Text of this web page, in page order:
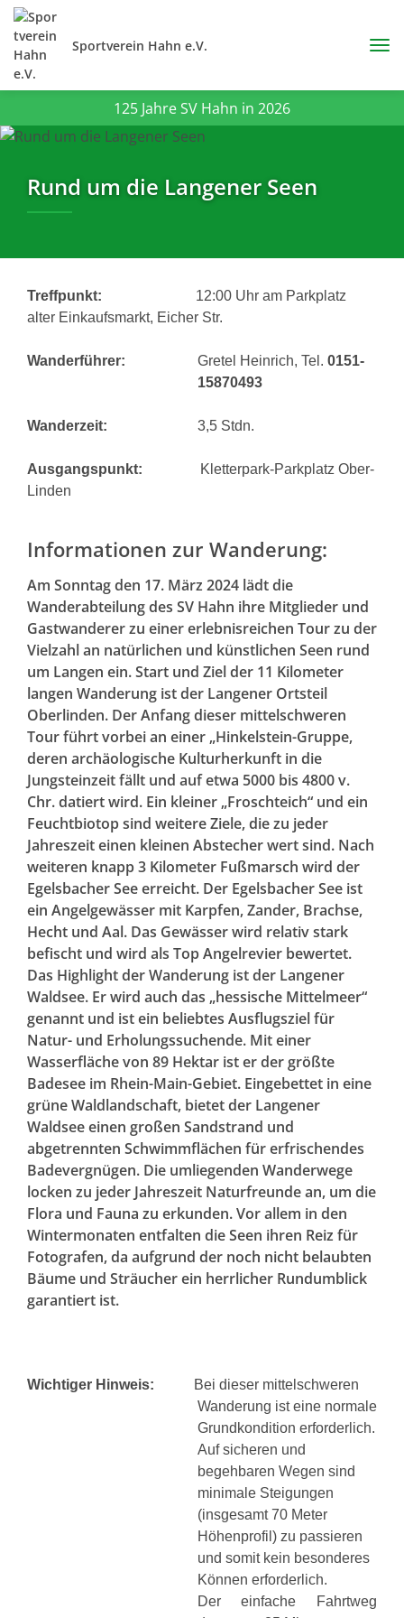
Sportverein Hahn e.V.
125 Jahre SV Hahn in 2026
Rund um die Langener Seen
Treffpunkt: 12:00 Uhr am Parkplatz
alter Einkaufsmarkt, Eicher Str.
Wanderführer: Gretel Heinrich, Tel. 0151-
15870493
Wanderzeit: 3,5 Stdn.
Ausgangspunkt: Kletterpark-Parkplatz Ober-
Linden
Informationen zur Wanderung:
Am Sonntag den 17. März 2024 lädt die
Wanderabteilung des SV Hahn ihre Mitglieder und
Gastwanderer zu einer erlebnisreichen Tour zu der
Vielzahl an natürlichen und künstlichen Seen rund
um Langen ein. Start und Ziel der 11 Kilometer
langen Wanderung ist der Langener Ortsteil
Oberlinden. Der Anfang dieser mittelschweren
Tour führt vorbei an einer „Hinkelstein-Gruppe,
deren archäologische Kulturherkunft in die
Jungsteinzeit fällt und auf etwa 5000 bis 4800 v.
Chr. datiert wird. Ein kleiner „Froschteich“ und ein
Feuchtbiotop sind weitere Ziele, die zu jeder
Jahreszeit einen kleinen Abstecher wert sind. Nach
weiteren knapp 3 Kilometer Fußmarsch wird der
Egelsbacher See erreicht. Der Egelsbacher See ist
ein Angelgewässer mit Karpfen, Zander, Brachse,
Hecht und Aal. Das Gewässer wird relativ stark
befischt und wird als Top Angelrevier bewertet.
Das Highlight der Wanderung ist der Langener
Waldsee. Er wird auch das „hessische Mittelmeer“
genannt und ist ein beliebtes Ausflugsziel für
Natur- und Erholungssuchende. Mit einer
Wasserfläche von 89 Hektar ist er der größte
Badesee im Rhein-Main-Gebiet. Eingebettet in eine
grüne Waldlandschaft, bietet der Langener
Waldsee einen großen Sandstrand und
abgetrennten Schwimmflächen für erfrischendes
Badevergnügen. Die umliegenden Wanderwege
locken zu jeder Jahreszeit Naturfreunde an, um die
Flora und Fauna zu erkunden. Vor allem in den
Wintermonaten entfalten die Seen ihren Reiz für
Fotografen, da aufgrund der noch nicht belaubten
Bäume und Sträucher ein herrlicher Rundumblick
garantiert ist.
Wichtiger Hinweis:
Bei dieser mittelschweren
Wanderung ist eine normale
Grundkondition erforderlich.
Auf sicheren und
begehbaren Wegen sind
minimale Steigungen
(insgesamt 70 Meter
Höhenprofil) zu passieren
und somit kein besonderes
Können erforderlich.
Der einfache Fahrtweg